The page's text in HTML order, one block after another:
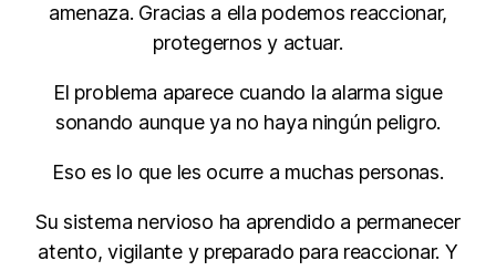
amenaza. Gracias a ella podemos reaccionar,
protegernos y actuar.
El problema aparece cuando la alarma sigue
sonando aunque ya no haya ningún peligro.
Eso es lo que les ocurre a muchas personas.
Su sistema nervioso ha aprendido a permanecer
atento, vigilante y preparado para reaccionar. Y